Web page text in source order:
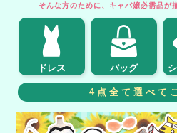
そんな方のために、キャバ嬢必需品が
ドレス バッグ
4点全て選べて